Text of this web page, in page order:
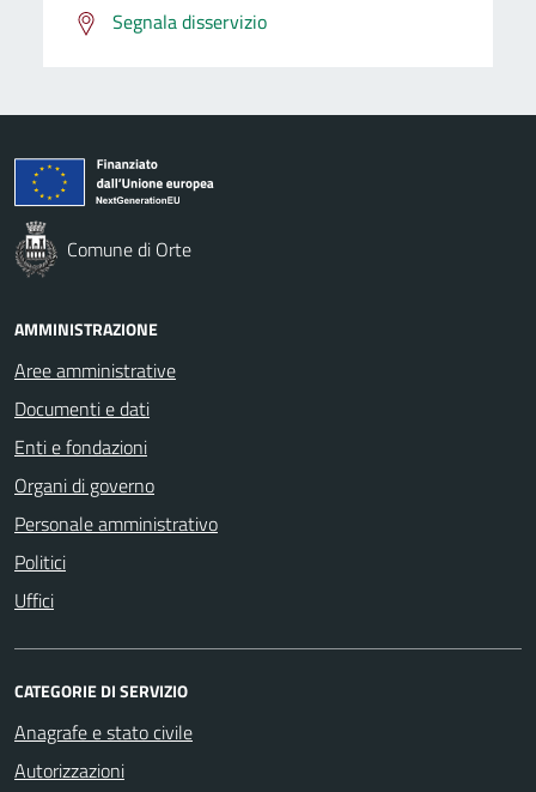
Segnala disservizio
Comune di Orte
AMMINISTRAZIONE
Aree amministrative
Documenti e dati
Enti e fondazioni
Organi di governo
Personale amministrativo
Politici
Uffici
CATEGORIE DI SERVIZIO
Anagrafe e stato civile
Autorizzazioni